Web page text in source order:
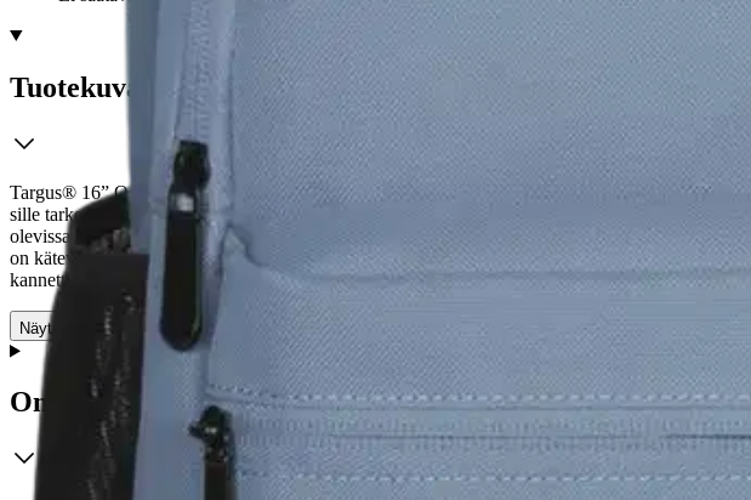
Tuotekuvaus
Targus® 16” Octave III on tyylikäs, toimiva ja kevyt reppu, jossa on useita taskuja tarvikkeille
sille tarkoitetussa taskussa repun pääosiossa ja puolestaan muistiinpanovälineet pysyvät
olevissa verkkotaskuissa kulkee kaksi vesipulloa helposti heti saatavilla. Pehmustetuilla
on kätevä läpivienti johtoa varten esim. ladataksesi puhelintasi power bank virtalähteen avulla
kannettavan tietokoneen ja muiden päivittäisten tavaroiden helppoon kuljettamiseen tyylikkäästi.
Näytä lisää tuotekuvausta
Ominaisuudet